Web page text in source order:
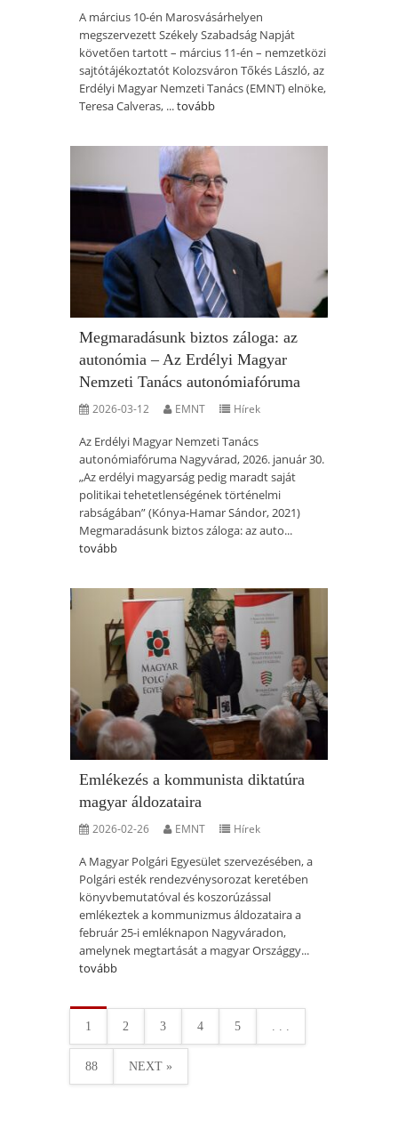
A március 10-én Marosvásárhelyen
megszervezett Székely Szabadság Napját
követően tartott – március 11-én – nemzetközi
sajtótájékoztatót Kolozsváron Tőkés László, az
Erdélyi Magyar Nemzeti Tanács (EMNT) elnöke,
Teresa Calveras, ...tovább
Megmaradásunk biztos záloga: az
autonómia – Az Erdélyi Magyar
Nemzeti Tanács autonómiafóruma
2026-03-12 EMNT Hírek
Az Erdélyi Magyar Nemzeti Tanács
autonómiafóruma Nagyvárad, 2026. január 30.
„Az erdélyi magyarság pedig maradt saját
politikai tehetetlenségének történelmi
rabságában” (Kónya-Hamar Sándor, 2021)
Megmaradásunk biztos záloga: az auto...
tovább
Emlékezés a kommunista diktatúra
magyar áldozataira
2026-02-26 EMNT Hírek
A Magyar Polgári Egyesület szervezésében, a
Polgári esték rendezvénysorozat keretében
könyvbemutatóval és koszorúzással
emlékeztek a kommunizmus áldozataira a
február 25-i emléknapon Nagyváradon,
amelynek megtartását a magyar Országgy...
tovább
1 2 3 4 5 . . .
88 NEXT »